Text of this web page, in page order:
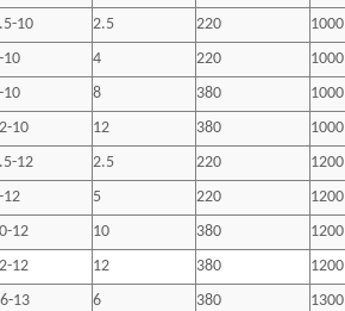
10 2.5 220 1000
10
4 220 1000
10
8 380 1000
10
12 380 1000
12
2.5 220 1200
12
5 220 1200
12
10 380 1200
12
12 380 1200
13
6 380 1300